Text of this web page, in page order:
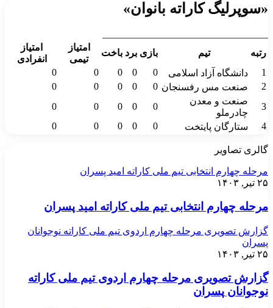
«سوپرلیگ کاراته بانوان»
رتبه
تیم بازی برد باخت
امتیاز
تیمی
امتیاز
انفرادی
1
دانشگاه آزاد اسلامی 0
0
0
0
0
2
صنعت مس رفسنجان 0
0
0
0
0
3
صنعت و معدن
چادرملو
0
0
0
0
0
4
ستارگان پایتخت 0
0
0
0
0
گالری تصاویر
مرحله چهارم انتخابی تیم ملی کاراته امید پسران
۲۵ تیر, ۱۴۰۳
مرحله چهارم انتخابی تیم ملی کاراته امید پسران
گزارش تصویری مرحله چهارم اردوی تیم ملی کاراته نوجوانان
پسران
۲۵ تیر, ۱۴۰۳
گزارش تصویری مرحله چهارم اردوی تیم ملی کاراته
نوجوانان پسران